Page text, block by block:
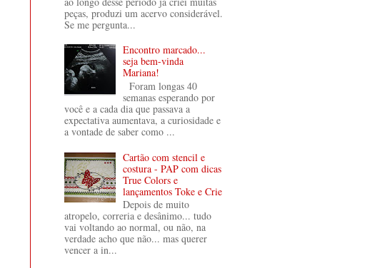
peças, produzi um acervo considerável.
Se me pergunta...
Encontro marcado...
seja bem-vinda
Mariana!
Foram longas 40
semanas esperando por
você e a cada dia que passava a
expectativa aumentava, a curiosidade e
a vontade de saber como ...
Cartão com stencil e
costura - PAP com dicas
True Colors e
lançamentos Toke e Crie
Depois de muito
atropelo, correria e desânimo... tudo
vai voltando ao normal, ou não, na
verdade acho que não... mas querer
vencer a in...